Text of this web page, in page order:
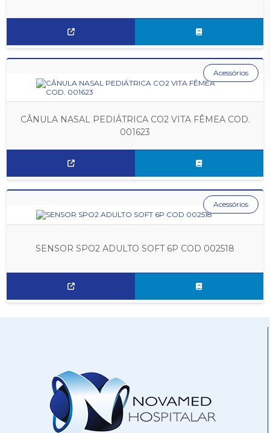
CÂNULA NASAL PEDIÁTRICA CO2 VITA FÊMEA COD.
001623
Acessórios
SENSOR SPO2 ADULTO SOFT 6P COD 002518
Acessórios